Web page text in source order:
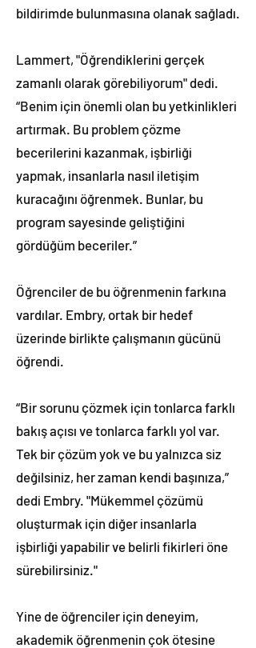
bildirimde bulunmasına olanak sağladı.
Lammert, "Öğrendiklerini gerçek
zamanlı olarak görebiliyorum" dedi.
“Benim için önemli olan bu yetkinlikleri
artırmak. Bu problem çözme
becerilerini kazanmak, işbirliği
yapmak, insanlarla nasıl iletişim
kuracağını öğrenmek. Bunlar, bu
program sayesinde geliştiğini
gördüğüm beceriler.”
Öğrenciler de bu öğrenmenin farkına
vardılar. Embry, ortak bir hedef
üzerinde birlikte çalışmanın gücünü
öğrendi.
“Bir sorunu çözmek için tonlarca farklı
bakış açısı ve tonlarca farklı yol var.
Tek bir çözüm yok ve bu yalnızca siz
değilsiniz, her zaman kendi başınıza,”
dedi Embry. "Mükemmel çözümü
oluşturmak için diğer insanlarla
işbirliği yapabilir ve belirli fikirleri öne
sürebilirsiniz."
Yine de öğrenciler için deneyim,
akademik öğrenmenin çok ötesine